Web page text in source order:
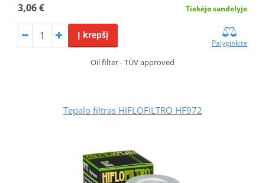
3,06 € Tiekėjo sandelyje
Į krepšį
Palyginkite
Oil filter - TÜV approved
Tepalo filtras HIFLOFILTRO HF972